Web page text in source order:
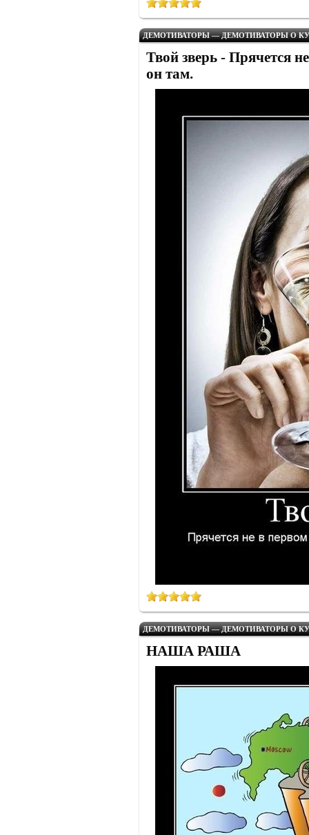
ДЕМОТИВАТОРЫ — ДЕМОТИВАТОРЫ О
Твой зверь - Прячется
он там.
ДЕМОТИВАТОРЫ — ДЕМОТИВАТОРЫ О
НАША РАША